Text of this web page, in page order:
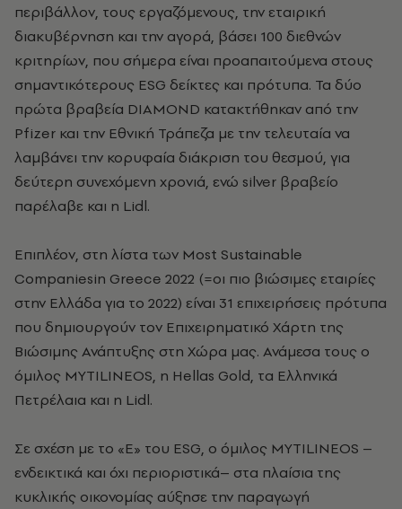
περιβάλλον, τους εργαζόμενους, την εταιρική
διακυβέρνηση και την αγορά, βάσει 100 διεθνών
κριτηρίων, που σήμερα είναι προαπαιτούμενα στους
σημαντικότερους ESG δείκτες και πρότυπα. Τα δύο
πρώτα βραβεία DIAMOND κατακτήθηκαν από την
Pfizer και την Εθνική Τράπεζα με την τελευταία να
λαμβάνει την κορυφαία διάκριση του θεσμού, για
δεύτερη συνεχόμενη χρονιά, ενώ silver βραβείο
παρέλαβε και η Lidl.
Επιπλέον, στη λίστα των Most Sustainable
Companiesin Greece 2022 (=οι πιο βιώσιμες εταιρίες
στην Ελλάδα για το 2022) είναι 31 επιχειρήσεις πρότυπα
που δημιουργούν τον Επιχειρηματικό Χάρτη της
Βιώσιμης Ανάπτυξης στη Χώρα μας. Ανάμεσα τους ο
όμιλος MΥTILINEOS, η Hellas Gold, τα Ελληνικά
Πετρέλαια και η Lidl.
Σε σχέση με το «E» του ESG, ο όμιλος MΥTILINEOS –
ενδεικτικά και όχι περιοριστικά– στα πλαίσια της
κυκλικής οικονομίας αύξησε την παραγωγή